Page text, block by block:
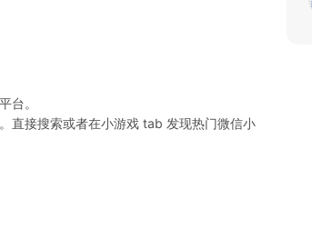
台。
直接搜索或者在小游戏 tab 发现热门微信小